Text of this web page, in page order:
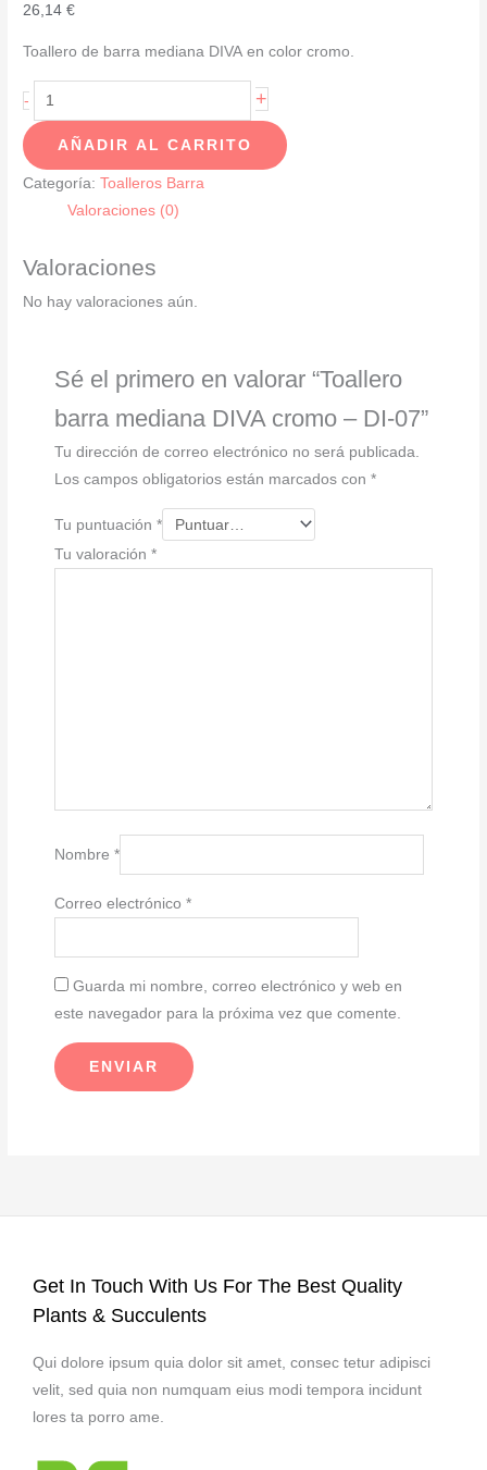
26,14€
Toallero de barra mediana DIVA en color cromo.
-
Toallero
barra
mediana
DIVA
cromo
DI-
cantidad
+
AÑADIR AL CARRITO
Categoría:Toalleros Barra
Valoraciones (0)
Valoraciones
No hay valoraciones aún.
Sé el primero en valorar “Toallero
barra mediana DIVA cromo – DI-07”
Tu dirección de correo electrónico no será publicada.
Los campos obligatorios están marcados con*
Tu puntuación*
Tu valoración*
Nombre*
Correo electrónico*
Guarda mi nombre, correo electrónico y web en
este navegador para la próxima vez que comente.
Get In Touch With Us For The Best Quality
Plants & Succulents
Qui dolore ipsum quia dolor sit amet, consec tetur adipisci
velit, sed quia non numquam eius modi tempora incidunt
lores ta porro ame.